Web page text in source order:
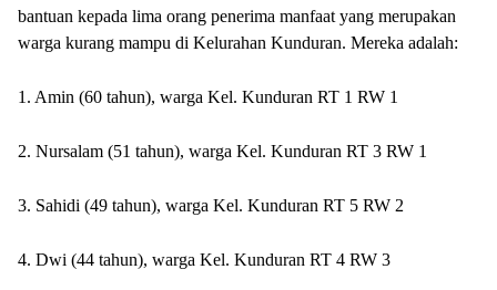
bantuan kepada lima orang penerima manfaat yang merupakan
warga kurang mampu di Kelurahan Kunduran. Mereka adalah:
1. Amin (60 tahun), warga Kel. Kunduran RT 1 RW 1
2. Nursalam (51 tahun), warga Kel. Kunduran RT 3 RW 1
3. Sahidi (49 tahun), warga Kel. Kunduran RT 5 RW 2
4. Dwi (44 tahun), warga Kel. Kunduran RT 4 RW 3